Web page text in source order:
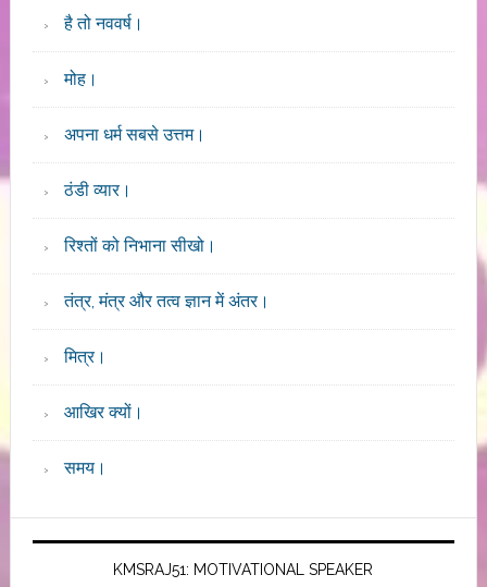
है तो नववर्ष।
मोह।
अपना धर्म सबसे उत्तम।
ठंडी व्यार।
रिश्तों को निभाना सीखो।
तंत्र, मंत्र और तत्व ज्ञान में अंतर।
मित्र।
आखिर क्यों।
समय।
KMSRAJ51: MOTIVATIONAL SPEAKER